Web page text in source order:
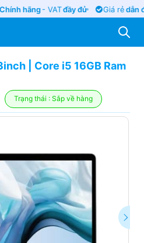
hãng- VATđầy đủ Giá rẻdẫn
| Core i5 16GB Ram
Trạng thái : Sắp về hàng